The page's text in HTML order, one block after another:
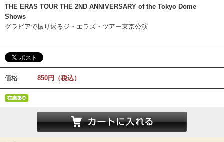
THE ERAS TOUR THE 2ND ANNIVERSARY of the Tokyo Dome
Shows
グラビアで振り返るジ・エラズ・ツアー東京公演
価格 850円（税込）